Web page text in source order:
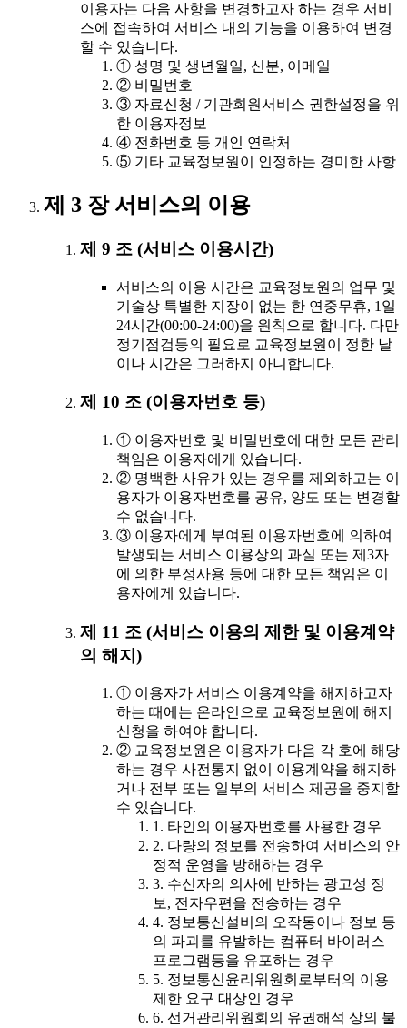
이용자는 다음 사항을 변경하고자 하는 경우 서비
스에 접속하여 서비스 내의 기능을 이용하여 변경
할 수 있습니다.
① 성명 및 생년월일, 신분, 이메일
② 비밀번호
③ 자료신청 / 기관회원서비스 권한설정을 위
한 이용자정보
④ 전화번호 등 개인 연락처
⑤ 기타 교육정보원이 인정하는 경미한 사항
제 3 장 서비스의 이용
제 9 조 (서비스 이용시간)
서비스의 이용 시간은 교육정보원의 업무 및
기술상 특별한 지장이 없는 한 연중무휴, 1일
24시간(00:00-24:00)을 원칙으로 합니다. 다만
정기점검등의 필요로 교육정보원이 정한 날
이나 시간은 그러하지 아니합니다.
제 10 조 (이용자번호 등)
① 이용자번호 및 비밀번호에 대한 모든 관리
책임은 이용자에게 있습니다.
② 명백한 사유가 있는 경우를 제외하고는 이
용자가 이용자번호를 공유, 양도 또는 변경할
수 없습니다.
③ 이용자에게 부여된 이용자번호에 의하여
발생되는 서비스 이용상의 과실 또는 제3자
에 의한 부정사용 등에 대한 모든 책임은 이
용자에게 있습니다.
제 11 조 (서비스 이용의 제한 및 이용계약
의 해지)
① 이용자가 서비스 이용계약을 해지하고자
하는 때에는 온라인으로 교육정보원에 해지
신청을 하여야 합니다.
② 교육정보원은 이용자가 다음 각 호에 해당
하는 경우 사전통지 없이 이용계약을 해지하
거나 전부 또는 일부의 서비스 제공을 중지할
수 있습니다.
1. 타인의 이용자번호를 사용한 경우
2. 다량의 정보를 전송하여 서비스의 안
정적 운영을 방해하는 경우
3. 수신자의 의사에 반하는 광고성 정
보, 전자우편을 전송하는 경우
4. 정보통신설비의 오작동이나 정보 등
의 파괴를 유발하는 컴퓨터 바이러스
프로그램등을 유포하는 경우
5. 정보통신윤리위원회로부터의 이용
제한 요구 대상인 경우
6. 선거관리위원회의 유권해석 상의 불